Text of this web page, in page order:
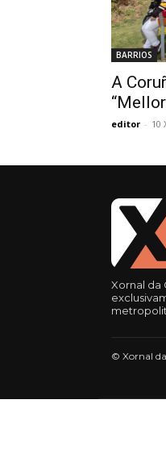
BARRIOS
A
editor - 10
Xornal da
© Xornal